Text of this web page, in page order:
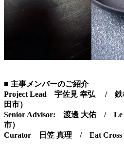
■ 主事メンバーのご紹介
Project Lead 宇佐見 幸弘 / 鉄
田市）
Senior Advisor: 渡邊 大佑 / Le
市）
Curator 日笠 真理 / Eat Cross